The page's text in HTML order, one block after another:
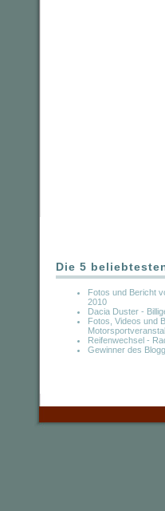
Die 5
Fotos und Bericht
2010
Dacia Duster -
Fotos, Videos und
Reifenwechsel -
Gewinner des